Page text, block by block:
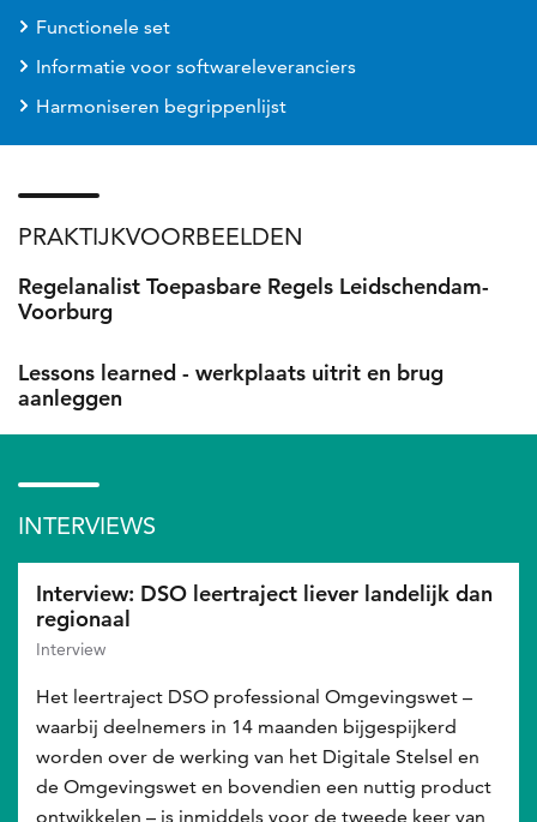
Functionele set
Informatie voor softwareleveranciers
Harmoniseren begrippenlijst
PRAKTIJKVOORBEELDEN
Nieuws
Regelanalist Toepasbare Regels Leidschendam-
Voorburg
Lessons learned - werkplaats uitrit en brug
aanleggen
INTERVIEWS
Interview: DSO leertraject liever landelijk dan
regionaal
Interview
Het leertraject DSO professional Omgevingswet –
waarbij deelnemers in 14 maanden bijgespijkerd
worden over de werking van het Digitale Stelsel en
de Omgevingswet en bovendien een nuttig product
ontwikkelen – is inmiddels voor de tweede keer van